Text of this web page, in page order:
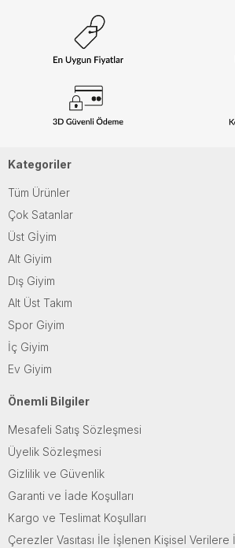
Kategoriler
Tüm Ürünler
Çok Satanlar
Üst Gİyim
Alt Giyim
Dış Giyim
Alt Üst Takım
Spor Giyim
İç Giyim
Ev Giyim
Önemli Bilgiler
Mesafeli Satış Sözleşmesi
Üyelik Sözleşmesi
Gizlilik ve Güvenlik
Garanti ve İade Koşulları
Kargo ve Teslimat Koşulları
Çerezler Vasıtası İle İşlenen Kişisel Verilere